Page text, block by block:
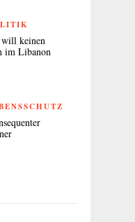
will keinen
im Libanon